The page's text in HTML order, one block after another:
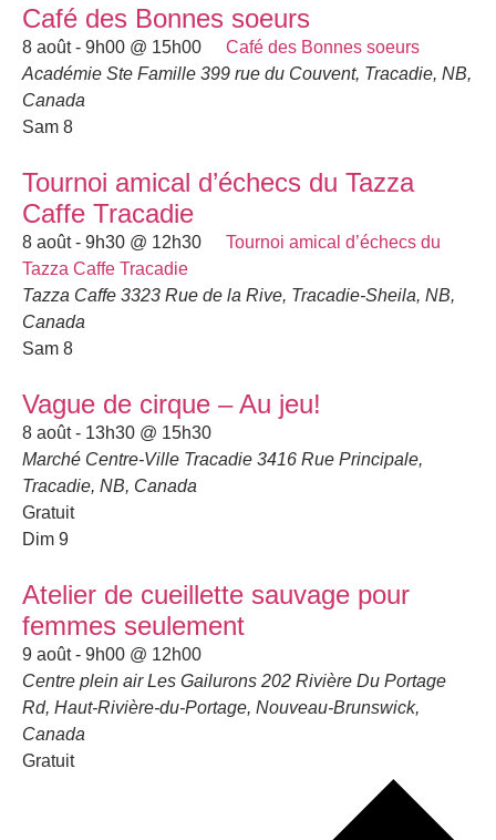
Café des Bonnes soeurs
8 août - 9h00@ 15h00
Café des Bonnes soeurs
Académie Ste Famille 399 rue du Couvent, Tracadie, NB,
Canada
Sam 8
Tournoi amical d’échecs du Tazza
Caffe Tracadie
8 août - 9h30@ 12h30
Tournoi amical d’échecs du
Tazza Caffe Tracadie
Tazza Caffe 3323 Rue de la Rive, Tracadie-Sheila, NB,
Canada
Sam 8
Vague de cirque – Au jeu!
8 août - 13h30@ 15h30
Marché Centre-Ville Tracadie 3416 Rue Principale,
Tracadie, NB, Canada
Gratuit
Dim 9
Atelier de cueillette sauvage pour
femmes seulement
9 août - 9h00@ 12h00
Centre plein air Les Gailurons 202 Rivière Du Portage
Rd, Haut-Rivière-du-Portage, Nouveau-Brunswick,
Canada
Gratuit